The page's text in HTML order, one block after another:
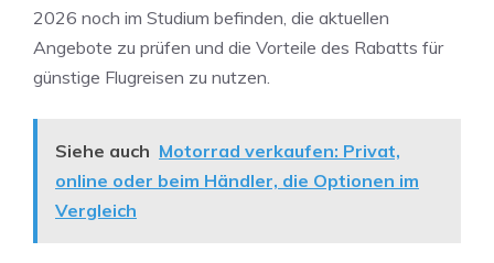
2026 noch im Studium befinden, die aktuellen
Angebote zu prüfen und die Vorteile des Rabatts für
günstige Flugreisen zu nutzen.
Siehe auch Motorrad verkaufen: Privat,
online oder beim Händler, die Optionen im
Vergleich